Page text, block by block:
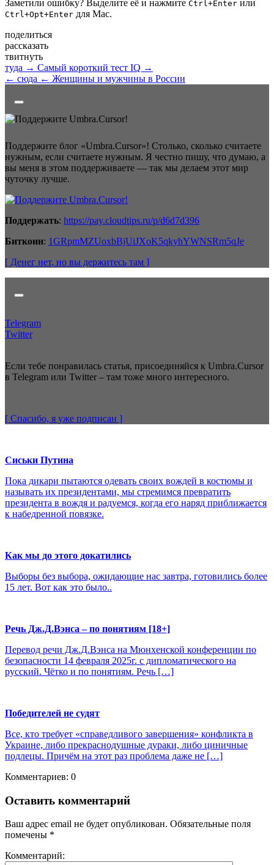
Заметили ошибку? Выделите её и нажмите Ctrl+Enter или
Ctrl+Opt+Enter для Mac.
поделиться
рассказать
твитнуть
туда → Самый короткий тест IQ →
← сюда ← Женщины и мужчины в России
Поддержите блог «Umbra.Cursor»! Столько, сколько считаете
нужным, если считаете нужным. Я честно пишу, что думаю, а
вы меня в этом поддерживаете — так мы делаем этот мир
чуточку лучше.
Поддержать: https://pay.cloudtips.ru/p/d6d7d396
Биткоин: 1GRpmMZUoxbBjUiJXoK5qkyhYWNSRm5qJe
[ Денег нет, но вы держитесь там ]
Telegram
Twitter
Если тебе понравилась статья, присоединяйся к Umbra.Cursor
в Telegram или Twitter – там тоже много интересного.
[ Спасибо, я уже подписан ]
Сиськи Путина
Пока дикари пытаются одевать своих вождей в костюмы и
называть их президентами, мы стремимся превратить
президента в вождя и радуемся, когда его наряд приближается
к набедренной повязке.
Как мы до этого докатились
Выборы без выбора, ожидающие нас завтра, готовились более
15 лет. Вот как это было..
Речь Дж.Д.Вэнса – по понятиям [18+]
Перевод речи Дж.Д.Вэнса на Мюнхенской конференции по
безопасности 14 февраля 2025г. с дипломатического на
русский. Чётко и по понятиям. Речь […]
Победителей не судят
Все, кто требует «справедливого завершения» конфликта в
Украине, либо прекраснодушные дураки, либо циничные
подлецы. Причём на этот раз проблема даже не […]
Комментариев: 0
Оставить комментарий
Ваш адрес email не будет опубликован. Обязательные поля
помечены *
Комментарий: